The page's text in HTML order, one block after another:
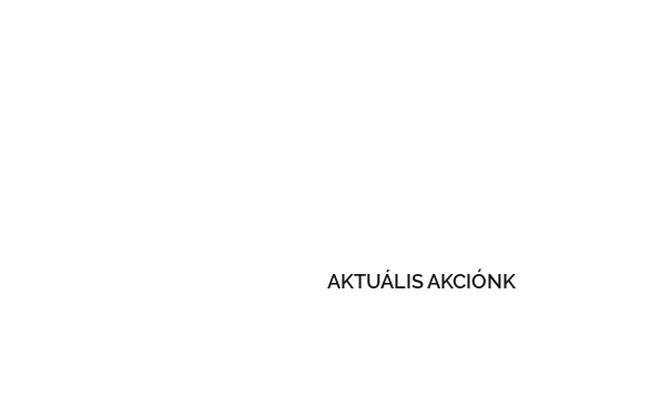
AKTUÁLIS AKCIÓNK